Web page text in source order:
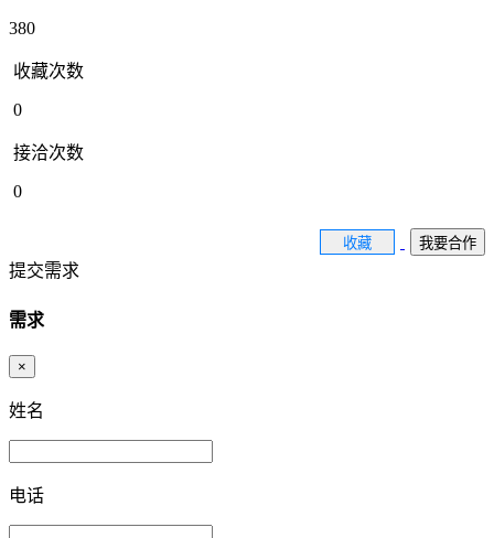
380
收藏次数
0
接洽次数
0
收藏 我要合作
提交需求
需求
×
姓名
电话